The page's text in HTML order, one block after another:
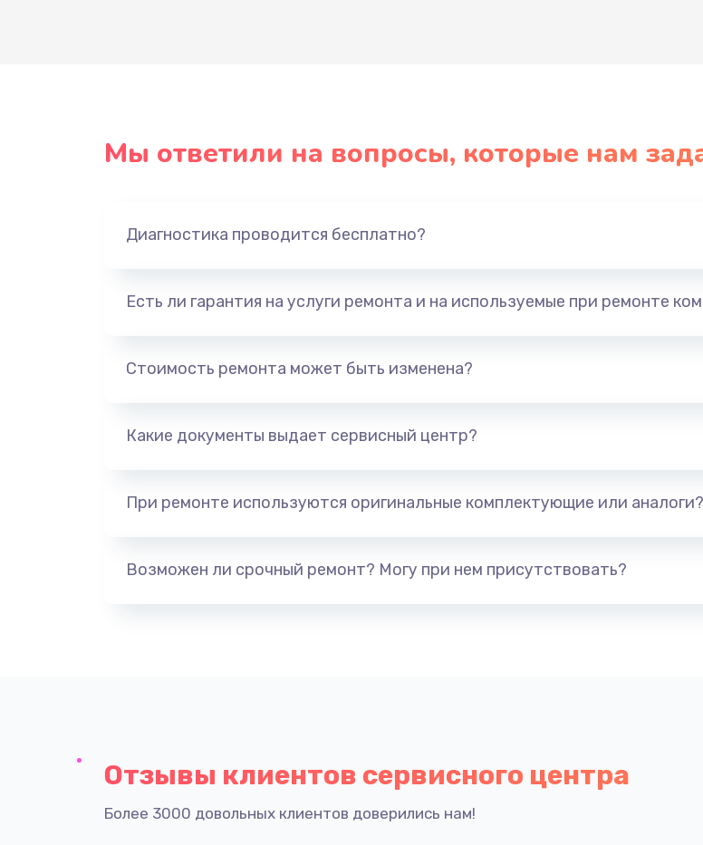
Мы ответили на вопросы, которые нам
Диагностика проводится бесплатно?
Есть ли гарантия на услуги ремонта и на используемые при ремонте
Стоимость ремонта может быть изменена?
Какие документы выдает сервисный центр?
При ремонте используются оригинальные комплектующие или аналоги?
Возможен ли срочный ремонт? Могу при нем присутствовать?
Отзывы клиентов сервисного центра
Более 3000 довольных клиентов доверились нам!